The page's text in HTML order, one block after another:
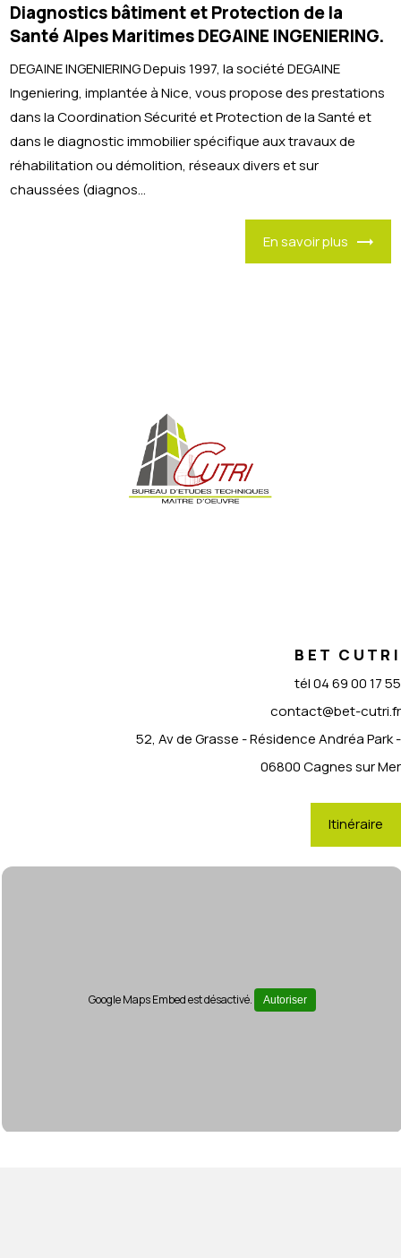
Diagnostics bâtiment et Protection de la
Santé Alpes Maritimes DEGAINE INGENIERING.
DEGAINE INGENIERING Depuis 1997, la société DEGAINE
Ingeniering, implantée à Nice, vous propose des prestations
dans la Coordination Sécurité et Protection de la Santé et
dans le diagnostic immobilier spécifique aux travaux de
réhabilitation ou démolition, réseaux divers et sur
chaussées (diagnos...
En savoir plus
BET CUTRI
tél04 69 00 17 55
contact@bet-cutri.fr
52, Av de Grasse - Résidence Andréa Park -
06800 Cagnes sur Mer
Itinéraire
Google Maps Embed est désactivé. Autoriser